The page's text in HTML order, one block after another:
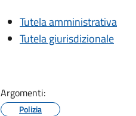
Tutela amministrativa
Tutela giurisdizionale
Argomenti:
Polizia